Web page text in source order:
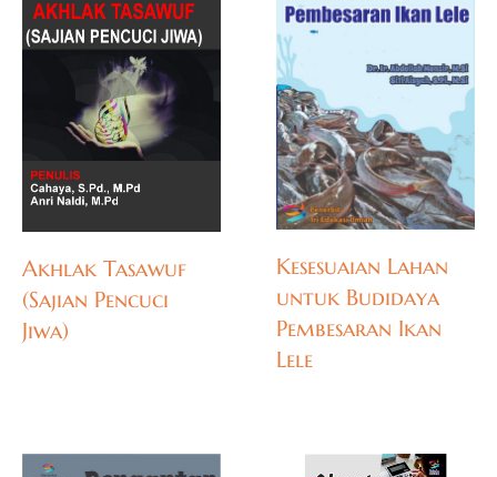
Akhlak Tasawuf
(Sajian Pencuci
Jiwa)
Kesesuaian Lahan
untuk Budidaya
Pembesaran Ikan
Lele